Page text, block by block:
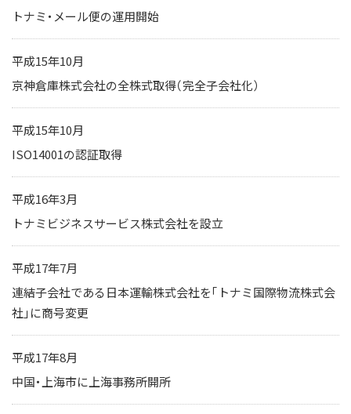
トナミ・メール便の運用開始
平成15年10月
京神倉庫株式会社の全株式取得（完全子会社化）
平成15年10月
ISO14001の認証取得
平成16年3月
トナミビジネスサービス株式会社を設立
平成17年7月
連結子会社である日本運輸株式会社を「トナミ国際物流株式会
社」に商号変更
平成17年8月
中国・上海市に上海事務所開所